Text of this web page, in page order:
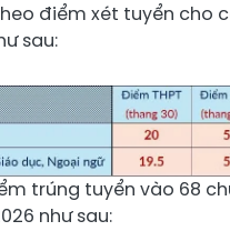
điểm xét tuyển cho
sau:
trúng tuyển vào 68
như sau: